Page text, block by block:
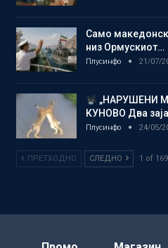
Само
низ Ормускиот…
Плусинфо 21/07/
„НАРУШЕНИ
КУНОВО Два
Плусинфо 24/05/
ПРЕТХОДНО СЛЕДНО 1 of 169